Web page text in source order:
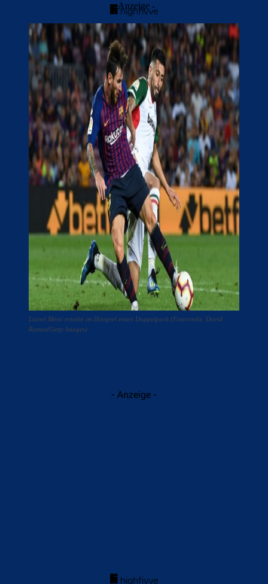
- Anzeige -
Lionel Messi erzielte im Hinspiel einen Doppelpack (Fotocredit: David
Ramos/Getty Images)
- Anzeige -